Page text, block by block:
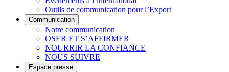
Outils de communication pour l’Export
Communication
Notre communication
OSER ET S’AFFIRMER
NOURRIR LA CONFIANCE
NOUS SUIVRE
Espace presse